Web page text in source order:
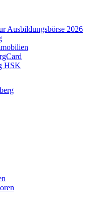
Ausbildungsbörse 2026
HSK